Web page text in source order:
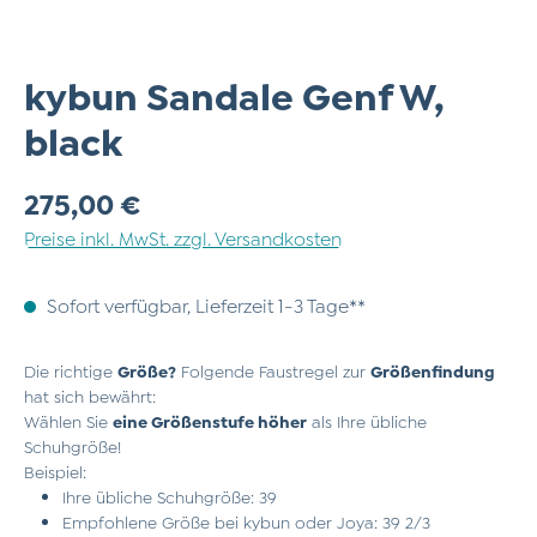
kybun Sandale Genf W,
black
Regulärer Preis:
275,00 €
Preise inkl. MwSt. zzgl. Versandkosten
Sofort verfügbar, Lieferzeit 1-3 Tage**
Die richtige Größe? Folgende Faustregel zur Größenfindung
hat sich bewährt:
Wählen Sie eine Größenstufe höher als Ihre übliche
Schuhgröße!
Beispiel:
Ihre übliche Schuhgröße: 39
Empfohlene Größe bei kybun oder Joya: 39 2/3